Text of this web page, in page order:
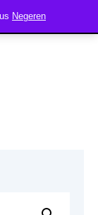
Negeren